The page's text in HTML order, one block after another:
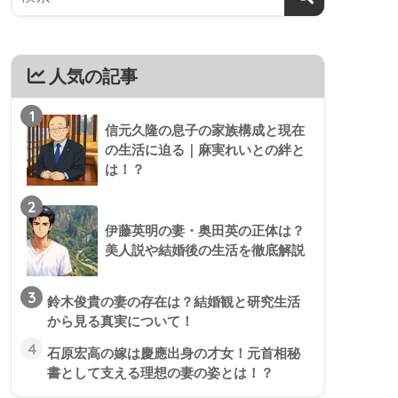
人気の記事
1
信元久隆の息子の家族構成と現在
の生活に迫る｜麻実れいとの絆と
は！？
2
伊藤英明の妻・奥田英の正体は？
美人説や結婚後の生活を徹底解説
3
鈴木俊貴の妻の存在は？結婚観と研究生活
から見る真実について！
4
石原宏高の嫁は慶應出身の才女！元首相秘
書として支える理想の妻の姿とは！？